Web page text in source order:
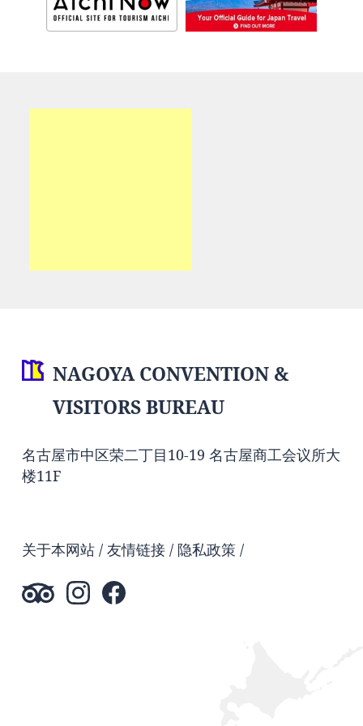
NAGOYA CONVENTION &
VISITORS BUREAU
名古屋市中区荣二丁目10-19 名古屋商工会议所大
楼11F
关于本网站 友情链接 隐私政策